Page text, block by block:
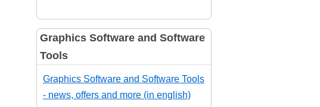
Graphics Software and Software
Tools
Graphics Software and Software Tools
- news, offers and more (in english)